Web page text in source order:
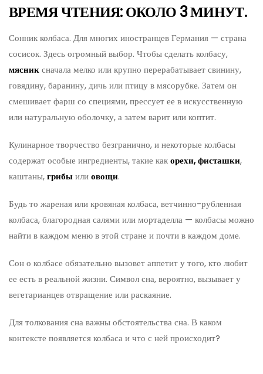
ВРЕМЯ ЧТЕНИЯ: ОКОЛО 3 МИНУТ.
Сонник колбаса. Для многих иностранцев Германия — страна
сосисок. Здесь огромный выбор. Чтобы сделать колбасу,
мясниксначала мелко или крупно перерабатывает свинину,
говядину, баранину, дичь или птицу в мясорубке. Затем он
смешивает фарш со специями, прессует ее в искусственную
или натуральную оболочку, а затем варит или коптит.
Кулинарное творчество безгранично, и некоторые колбасы
содержат особые ингредиенты, такие какорехи, фисташки,
каштаны,грибыилиовощи.
Будь то жареная или кровяная колбаса, ветчинно-рубленная
колбаса, благородная салями или мортаделла — колбасы можно
найти в каждом меню в этой стране и почти в каждом доме.
Сон о колбасе обязательно вызовет аппетит у того, кто любит
ее есть в реальной жизни. Символ сна, вероятно, вызывает у
вегетарианцев отвращение или раскаяние.
Для толкования сна важны обстоятельства сна. В каком
контексте появляется колбаса и что с ней происходит?